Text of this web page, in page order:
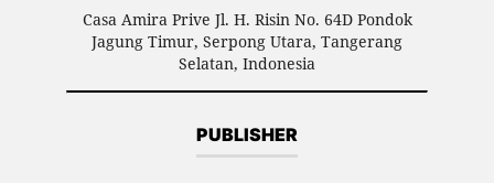
Casa Amira Prive Jl. H. Risin No. 64D Pondok
Jagung Timur, Serpong Utara, Tangerang
Selatan, Indonesia
PUBLISHER